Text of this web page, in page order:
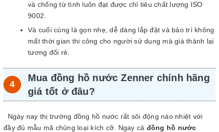
và chống từ tình luôn đạt được chỉ tiêu chất lượng ISO
9002.
Và cuối cùng là gọn nhẹ, dễ dàng lắp đặt và bảo trì không
mất thời gian thi công cho người sử dụng mà giá thành lại
tương đối rẻ.
Mua đồng hồ nước Zenner chính hãng
giá tốt ở đâu?
Ngày nay thị trường đồng hồ nước rất sôi động náo nhiệt với
đầy đủ mẫu mã chủng loại kích cỡ. Ngay cả đồng hồ nước